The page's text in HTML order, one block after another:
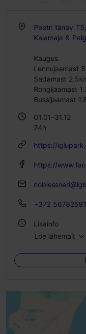
Peetri tänav
Kalamaja &
Kaugus
Lennujaamast
Sadamast
Rongijaamast
Bussijaamast
01.01–31.12
24h
https://
https://
+372 56782591
Lisainfo
Loe lähemalt